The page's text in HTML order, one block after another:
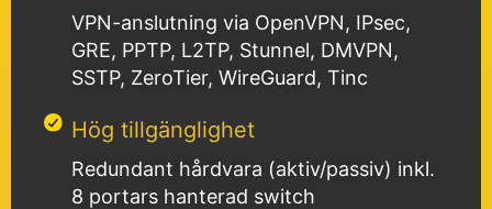
VPN-anslutning via OpenVPN, IPsec,
GRE, PPTP, L2TP, Stunnel, DMVPN,
SSTP, ZeroTier, WireGuard, Tinc
Hög tillgänglighet
Redundant hårdvara (aktiv/passiv) inkl.
8 portars hanterad switch